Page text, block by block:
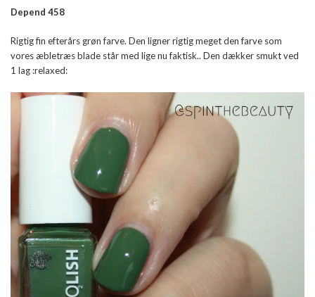
Depend 458
Rigtig fin efterårs grøn farve. Den ligner rigtig meget den farve som
vores æbletræs blade står med lige nu faktisk.. Den dækker smukt ved
1 lag :relaxed: